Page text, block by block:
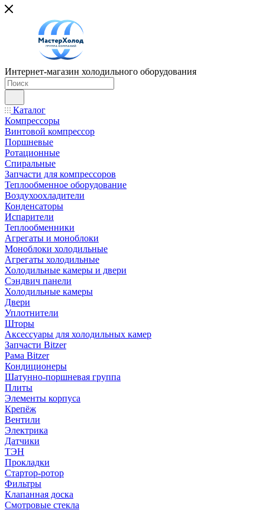
Интернет-магазин холодильного оборудования
Каталог
Компрессоры
Винтовой компрессор
Поршневые
Ротационные
Спиральные
Запчасти для компрессоров
Теплообменное оборудование
Воздухоохладители
Конденсаторы
Испарители
Теплообменники
Агрегаты и моноблоки
Моноблоки холодильные
Агрегаты холодильные
Холодильные камеры и двери
Сэндвич панели
Холодильные камеры
Двери
Уплотнители
Шторы
Аксессуары для холодильных камер
Запчасти Bitzer
Рама Bitzer
Кондиционеры
Шатунно-поршневая группа
Плиты
Элементы корпуса
Крепёж
Вентили
Электрика
Датчики
ТЭН
Прокладки
Стартор-ротор
Фильтры
Клапанная доска
Смотровые стекла